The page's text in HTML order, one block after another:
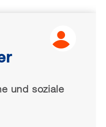
und soziale